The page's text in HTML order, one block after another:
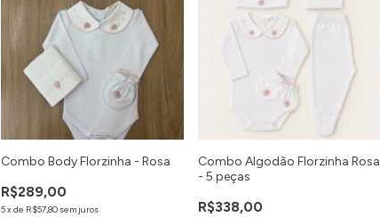
Combo Body Florzinha - Rosa
R$289,00
5xde R$57,80 sem juros
Combo Algodão Florzinha Rosa
- 5 peças
R$338,00